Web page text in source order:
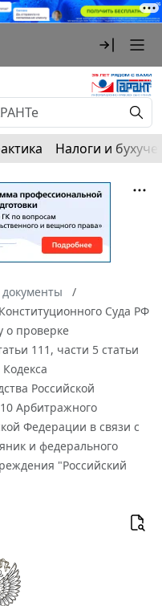
Налоги и
Суда РФ
о проверке
111, части 5 статьи
Российской
Арбитражного
Федерации в связи с
и федерального
"Российский